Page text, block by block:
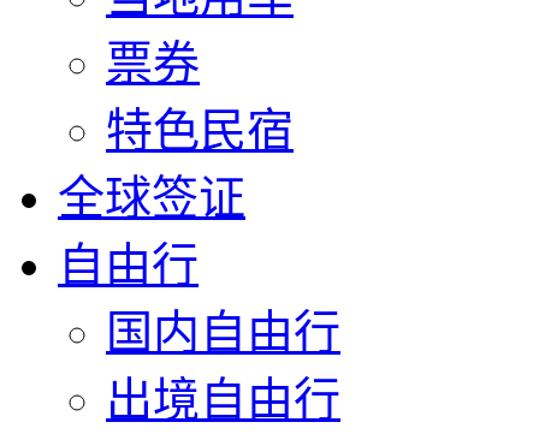
票券
特色民宿
全球签证
自由行
国内自由行
出境自由行